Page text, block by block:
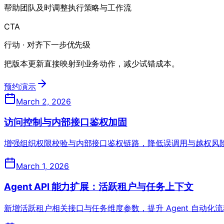
帮助团队及时调整执行策略与工作流
CTA
行动 · 对齐下一步优先级
把版本更新直接映射到业务动作，减少试错成本。
预约演示
March 2, 2026
访问控制与内部接口鉴权加固
增强组织权限校验与内部接口鉴权链路，降低误调用与越权风
March 1, 2026
Agent API 能力扩展：活跃租户与任务上下文
新增活跃租户相关接口与任务维度参数，提升 Agent 自动化流